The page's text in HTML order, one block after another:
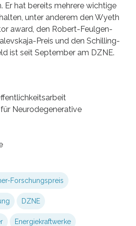
Er hat bereits mehrere wichtige
unter anderem den Wyeth
award, den Robert-Feulgen-
Preis und den Schilling-
ist seit September am DZNE.
Neurodegenerative
Forschungspreis
DZNE
Energiekraftwerke